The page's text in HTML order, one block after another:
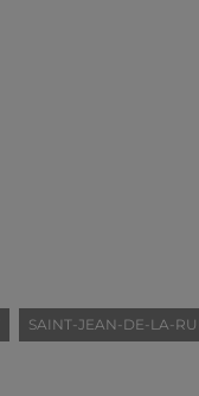
SAINT-JEAN-DE-LA-